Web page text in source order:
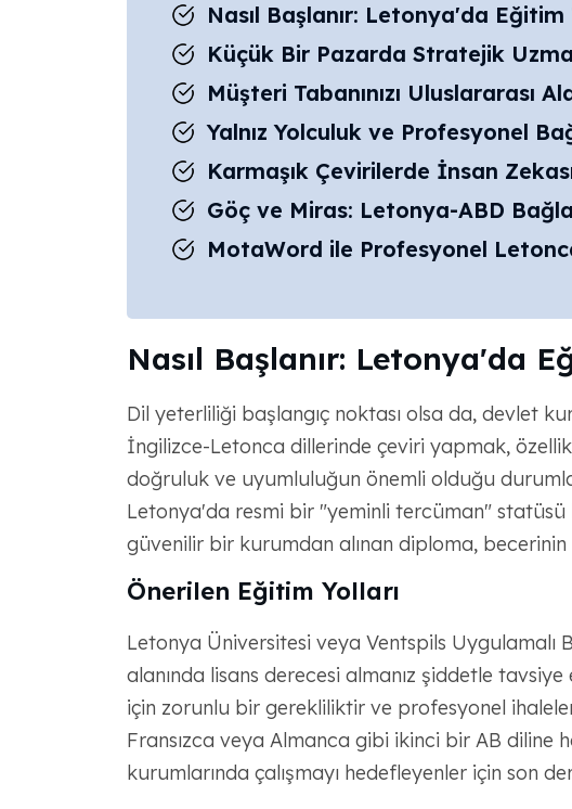
Nasıl Başlanır: Letonya'da Eğitim
Küçük Bir Pazarda Stratejik
Müşteri Tabanınızı Uluslararası
Yalnız Yolculuk ve Profesyonel
Karmaşık Çevirilerde İnsan
Göç ve Miras: Letonya-ABD
MotaWord ile Profesyonel
Nasıl Başlanır: Letonya'da
Dil yeterliliği başlangıç ​​noktası olsa da, devlet
İngilizce-Letonca dillerinde çeviri yapmak,
doğruluk ve uyumluluğun önemli olduğu
Letonya'da resmi bir "yeminli tercüman"
güvenilir bir kurumdan alınan diploma, becerinin
Önerilen Eğitim Yolları
Letonya Üniversitesi veya Ventspils Uygulamalı
alanında lisans derecesi almanız şiddetle
için zorunlu bir gerekliliktir ve profesyonel
Fransızca veya Almanca gibi ikinci bir AB diline
kurumlarında çalışmayı hedefleyenler için son